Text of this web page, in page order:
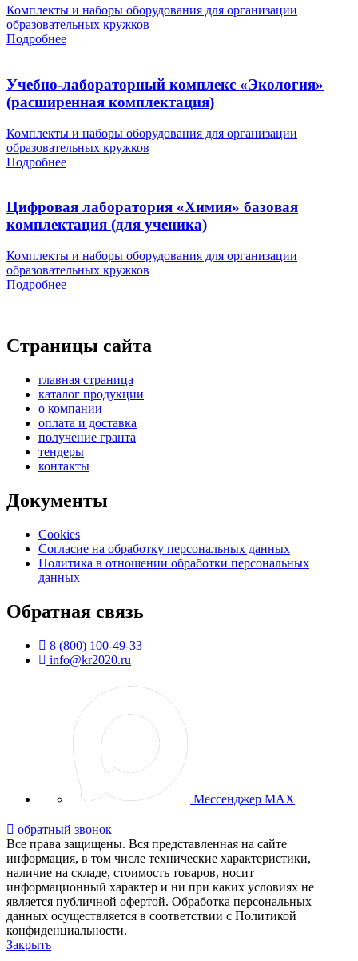
Комплекты и наборы оборудования для организации
образовательных кружков
Подробнее
Учебно-лабораторный комплекс «Экология»
(расширенная комплектация)
Комплекты и наборы оборудования для организации
образовательных кружков
Подробнее
Цифровая лаборатория «Химия» базовая
комплектация (для ученика)
Комплекты и наборы оборудования для организации
образовательных кружков
Подробнее
Страницы сайта
главная страница
каталог продукции
о компании
оплата и доставка
получение гранта
тендеры
контакты
Документы
Cookies
Согласие на обработку персональных данных
Политика в отношении обработки персональных
данных
Обратная связь
8 (800) 100-49-33
info@kr2020.ru
Мессенджер MAX
обратный звонок
Все права защищены. Вся представленная на сайте
информация, в том числе технические характеристики,
наличие на складе, стоимость товаров, носит
информационный характер и ни при каких условиях не
является публичной офертой. Обработка персональных
данных осуществляется в соответствии с Политикой
конфиденциальности.
Закрыть